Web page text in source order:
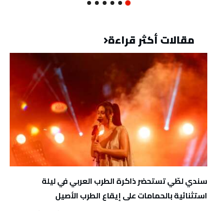
مقالات أكثر قراءة
سندي لطّي تستحضر ذاكرة الطرب العربي في ليلة
استثنائية بالحمامات على إيقاع الطرب الأصيل